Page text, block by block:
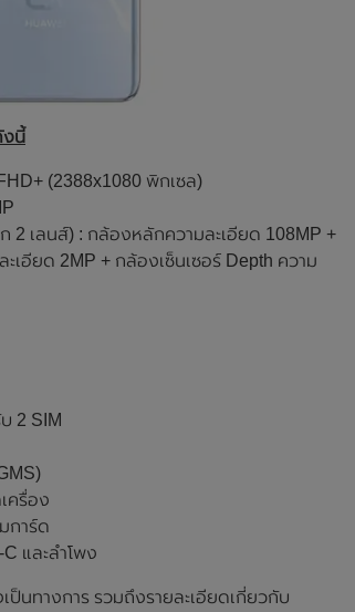
งนี้
(2388x1080 พิกเซล)
2 เลนส์) : กล้องหลักความละเอียด 108MP +
เอียด 2MP + กล้องเซ็นเซอร์ Depth ความ
2 SIM
ครื่อง
การ์ด
และลำโพง
ป็นทางการ รวมถึงรายละเอียดเกี่ยวกับ